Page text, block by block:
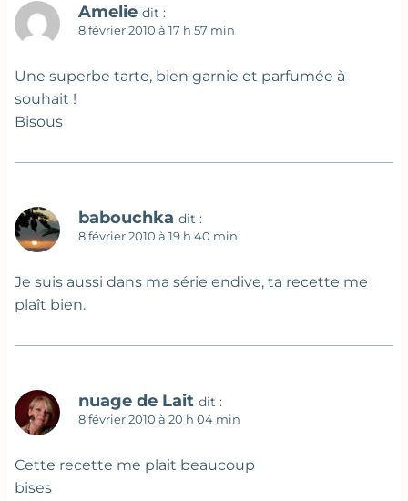
Amelie dit :
8 février 2010 à 17 h 57 min
Une superbe tarte, bien garnie et parfumée à
souhait !
Bisous
babouchka dit :
8 février 2010 à 19 h 40 min
Je suis aussi dans ma série endive, ta recette me
plaît bien.
nuage de Lait dit :
8 février 2010 à 20 h 04 min
Cette recette me plait beaucoup
bises